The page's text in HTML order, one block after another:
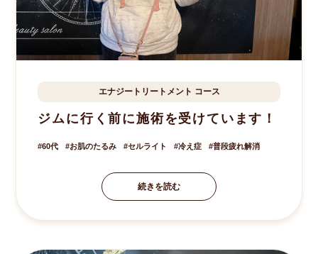
成田市 Y.C様 60歳
エナジートリートメント コース
ジムに行く前に施術を受けています！
60代 お肌のたるみ セルライト 冷え症 普段疲れ解消
続きを読む